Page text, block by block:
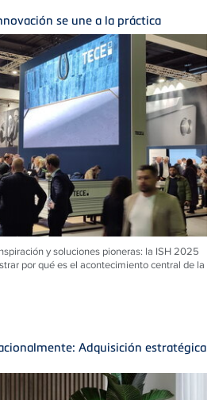
se une a la práctica
y soluciones pioneras: la ISH 2025
por qué es el acontecimiento central de la
Adquisición estratégica